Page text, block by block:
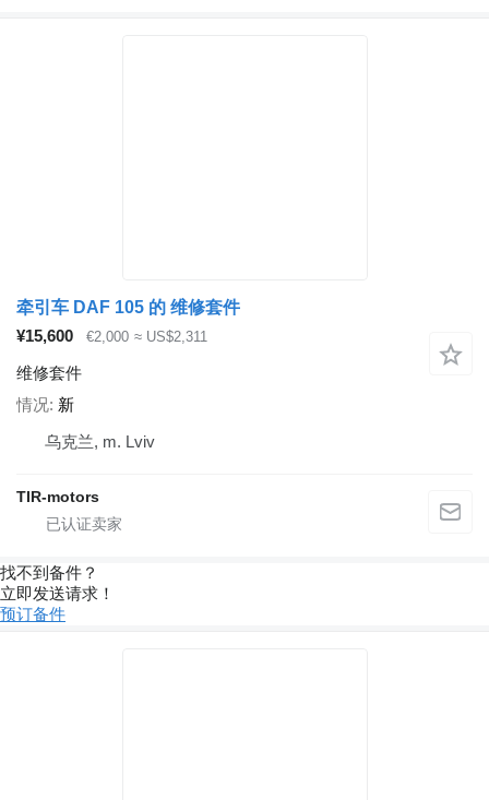
牵引车 DAF 105 的 维修套件
¥15,600
€2,000 ≈ US$2,311
维修套件
情况 新
乌克兰, m. Lviv
TIR-motors
找不到备件？
立即发送请求！
预订备件